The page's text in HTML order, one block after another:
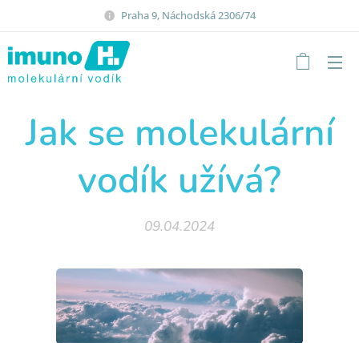
Praha 9, Náchodská 2306/74
Jak se molekulární
vodík užívá?
09.04.2024